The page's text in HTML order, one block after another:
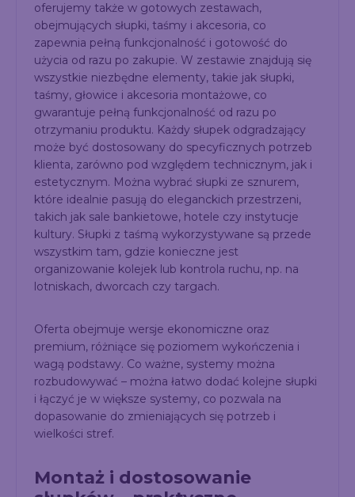
oferujemy także w gotowych zestawach,
obejmujących słupki, taśmy i akcesoria, co
zapewnia pełną funkcjonalność i gotowość do
użycia od razu po zakupie. W zestawie znajdują się
wszystkie niezbędne elementy, takie jak słupki,
taśmy, głowice i akcesoria montażowe, co
gwarantuje pełną funkcjonalność od razu po
otrzymaniu produktu. Każdy słupek odgradzający
może być dostosowany do specyficznych potrzeb
klienta, zarówno pod względem technicznym, jak i
estetycznym. Można wybrać słupki ze sznurem,
które idealnie pasują do eleganckich przestrzeni,
takich jak sale bankietowe, hotele czy instytucje
kultury. Słupki z taśmą wykorzystywane są przede
wszystkim tam, gdzie konieczne jest
organizowanie kolejek lub kontrola ruchu, np. na
lotniskach, dworcach czy targach.
Oferta obejmuje wersje ekonomiczne oraz
premium, różniące się poziomem wykończenia i
wagą podstawy. Co ważne, systemy można
rozbudowywać – można łatwo dodać kolejne słupki
i łączyć je w większe systemy, co pozwala na
dopasowanie do zmieniających się potrzeb i
wielkości stref.
Montaż i dostosowanie